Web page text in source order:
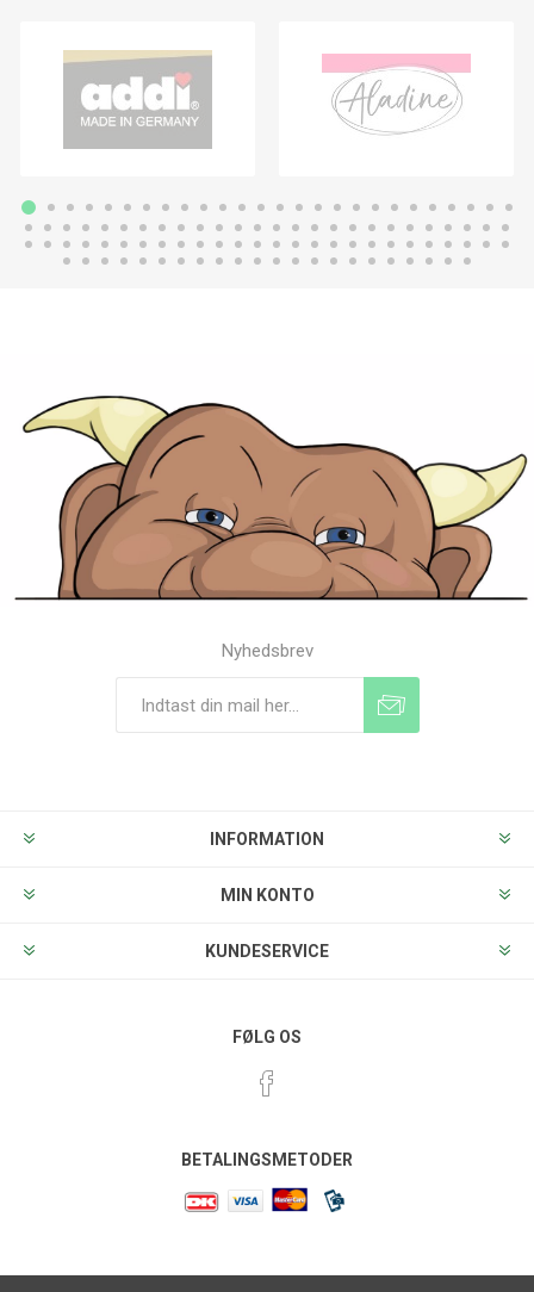
Nyhedsbrev
INFORMATION
MIN KONTO
KUNDESERVICE
FØLG OS
BETALINGSMETODER